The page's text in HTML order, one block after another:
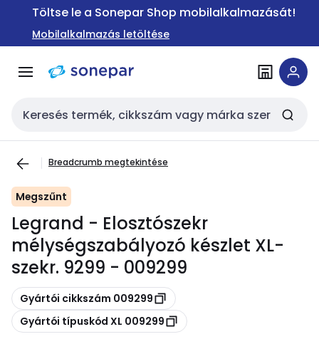
Ugrás a
Ugrás a
tartalomra
Töltse le a Sonepar Shop mobilalkalmazását!
Mobilalkalmazás letöltése
Keresési bemenet
Breadcrumb megtekintése
Megszűnt
Legrand - Elosztószekr
mélységszabályozó készlet XL-
szekr. 9299 - 009299
Másolás
Gyártói cikkszám 009299
Másolás
Gyártói típuskód XL 009299